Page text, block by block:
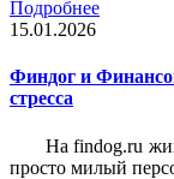
Подробнее
15.01.2026
Финдог и
стресса
На findog.ru
просто милый